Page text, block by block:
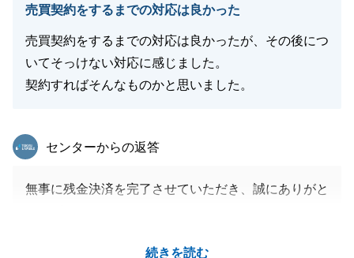
売買契約をするまでの対応は良かった
売買契約をするまでの対応は良かったが、その後につ
いてそっけない対応に感じました。
契約すればそんなものかと思いました。
続きを読む
東急リバブル
センターからの返答
無事に残金決済を完了させていただき、誠にありがと
と感謝しております。